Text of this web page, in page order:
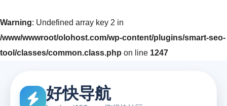
Warning: Undefined array key 2 in
/www/wwwroot/olohost.com/wp-content/plugins/smart-seo-
tool/classes/common.class.php on line 1247